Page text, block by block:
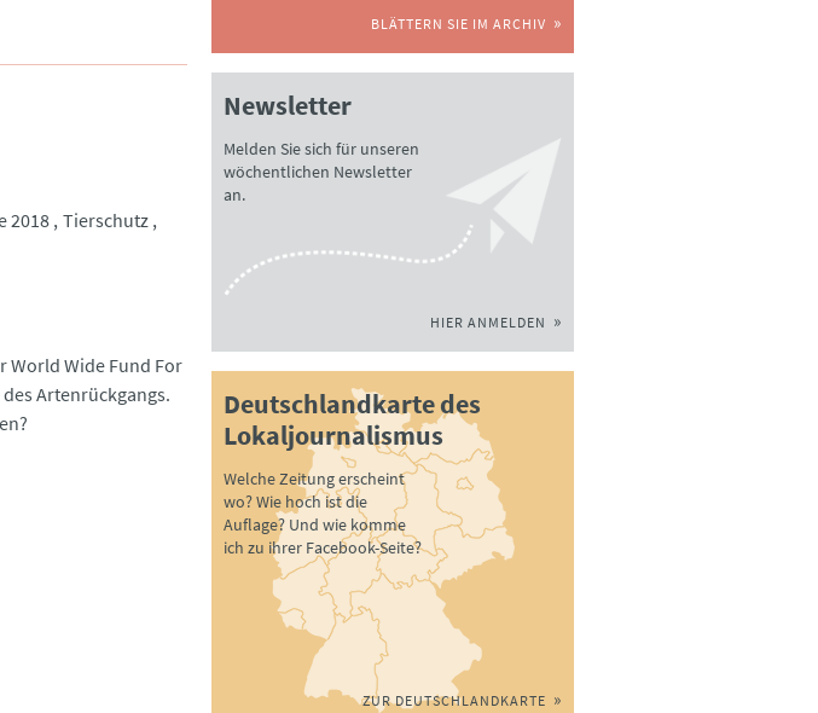
2018 Tierschutz
World Wide Fund For
Artenrückgangs.
BLÄTTERN SIE IM ARCHIV
Newsletter
Melden Sie sich für unseren
wöchentlichen Newsletter
an.
HIER ANMELDEN
Deutschlandkarte des
Lokaljournalismus
Welche Zeitung erscheint
wo? Wie hoch ist die
Auflage? Und wie komme
ich zu ihrer Facebook-Seite?
ZUR DEUTSCHLANDKARTE